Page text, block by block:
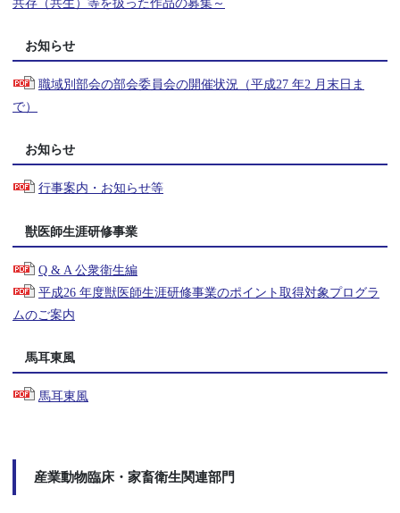
共存（共生）等を扱った作品の募集～
お知らせ
職域別部会の部会委員会の開催状況（平成27 年2 月末日ま
で）
お知らせ
行事案内・お知らせ等
獣医師生涯研修事業
Q & A 公衆衛生編
平成26 年度獣医師生涯研修事業のポイント取得対象プログラ
ムのご案内
馬耳東風
馬耳東風
産業動物臨床・家畜衛生関連部門